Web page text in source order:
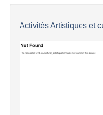
Activités Artistiques et